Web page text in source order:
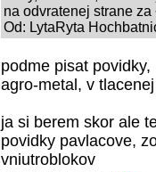
na odvratenej strane
Od: LytaRyta
podme pisat
agro-metal, v
ja si berem skor ale
povidky pavlacove,
vniutroblokov